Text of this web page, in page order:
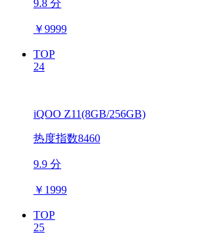
9.8 分
￥9999
TOP
24
iQOO Z11(8GB/256GB)
热度指数8460
9.9 分
￥ 1999
TOP
25